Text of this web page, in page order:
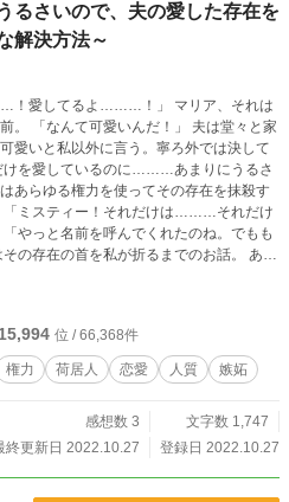
んだか怖い………一体何がどうなってる
るさいので、夫の愛した存在を
解決方法～
てるよ………！」 マリア、それは
堂々と家
愛いと私以外に言う。寧ろ外では決して
あらゆる権力を使ってその存在を抹殺す
すが、全然グロテスクじゃないことは保
た読者様方、是非謎を解明してくださ
んが。 すっと始まってすっと
にどうぞ。
15,994 位 / 66,368件
権力 荷居人 恋愛 人質 嫉妬
感想数 3
文字数 1,747
終更新日 2022.10.27
登録日 2022.10.27